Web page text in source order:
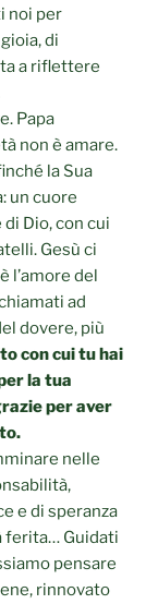
noi per
di
a riflettere
Papa
non è amare.
la Sua
un cuore
Dio, con cui
Gesù ci
l’amore del
ad
dovere, più
con cui tu hai
la tua
per aver
nelle
e di speranza
ferita… Guidati
pensare
rinnovato